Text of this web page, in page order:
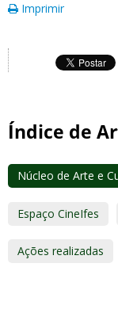
Imprimir
Índice de
Núcleo de Arte e
Espaço CineIfes
Ações realizadas